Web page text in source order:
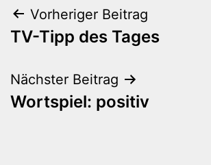
Beitragsnavigation
Vorheriger Beitrag
TV-Tipp des Tages
Nächster Beitrag
Wortspiel: positiv